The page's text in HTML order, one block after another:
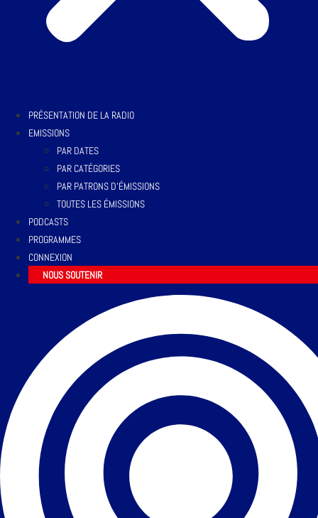
PRÉSENTATION DE LA RADIO
EMISSIONS
PAR DATES
PAR CATÉGORIES
PAR PATRONS D’ÉMISSIONS
TOUTES LES ÉMISSIONS
PODCASTS
PROGRAMMES
CONNEXION
NOUS SOUTENIR